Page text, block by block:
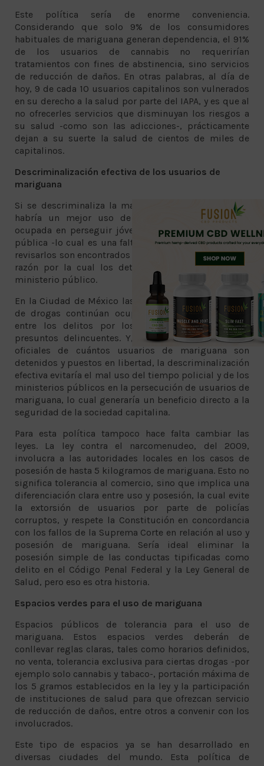
Este política sería de enorme conveniencia.
Considerando que solo 9% de los consumidores
habituales de mariguana generan dependencia, el 91%
de los usuarios de cannabis no requerirían
tratamientos con fines de abstinencia, sino servicios
de reducción de daños. En otras palabras, al día de
hoy, 9 de cada 10 usuarios capitalinos son vulnerados
en su derecho a la salud por parte del IAPA, y es que al
no ofrecerles servicios que disminuyan los riesgos a
su salud -como son las adicciones-, prácticamente
dejan a su suerte la salud de cientos de miles de
capitalinos.
Descriminalización efectiva de los usuarios de
mariguana
Si se descriminaliza la mariguana de forma efectiva
habría un mejor uso de la fuerza policial, ahora
ocupada en perseguir jóvenes que consumen en vía
pública -lo cual es una falta administrativa-, y que al
revisarlos son encontrados en posesión de mariguana,
razón por la cual los detienen y presentan ante el
ministerio público.
En la Ciudad de México las detenciones por posesión
de drogas continúan ocupando lugares principales
entre los delitos por los que se detiene a más
presuntos delincuentes. Y, aunque no hay números
oficiales de cuántos usuarios de mariguana son
detenidos y puestos en libertad, la descriminalización
efectiva evitaría el mal uso del tiempo policial y de los
ministerios públicos en la persecución de usuarios de
mariguana, lo cual generaría un beneficio directo a la
seguridad de la sociedad capitalina.
Para esta política tampoco hace falta cambiar las
leyes. La ley contra el narcomenudeo, del 2009,
involucra a las autoridades locales en los casos de
posesión de hasta 5 kilogramos de mariguana. Esto no
significa tolerancia al comercio, sino que implica una
diferenciación clara entre uso y posesión, la cual evite
la extorsión de usuarios por parte de policías
corruptos, y respete la Constitución en concordancia
con los fallos de la Suprema Corte en relación al uso y
posesión de mariguana. Sería ideal eliminar la
posesión simple de las conductas tipificadas como
delito en el Código Penal Federal y la Ley General de
Salud, pero eso es otra historia.
Espacios verdes para el uso de mariguana
Espacios públicos de tolerancia para el uso de
mariguana. Estos espacios verdes deberán de
conllevar reglas claras, tales como horarios definidos,
no venta, tolerancia exclusiva para ciertas drogas -por
ejemplo solo cannabis y tabaco-, portación máxima de
los 5 gramos establecidos en la ley y la participación
de instituciones de salud para que ofrezcan servicio
de reducción de daños, entre otros a convenir con los
involucrados.
Este tipo de espacios ya se han desarrollado en
diversas ciudades del mundo. Esta política de